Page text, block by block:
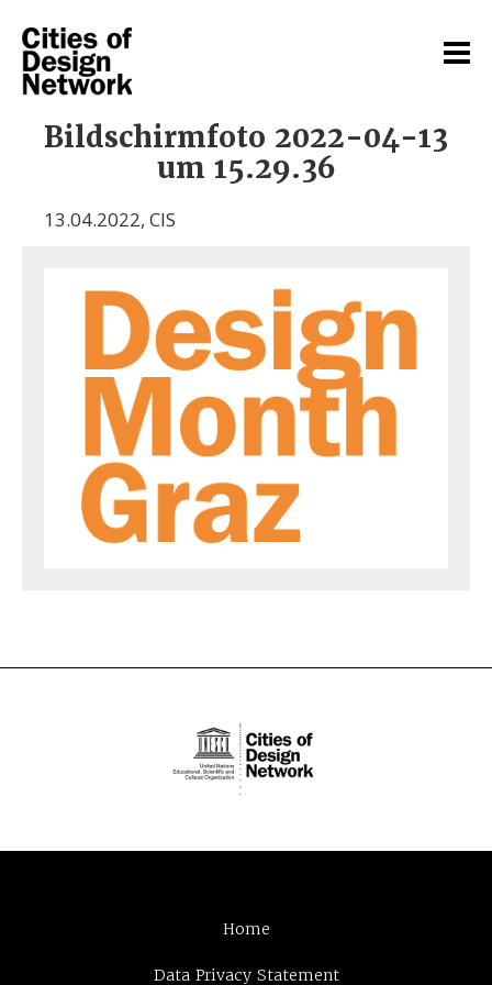
Bildschirmfoto 2022-04-13
um 15.29.36
13.04.2022, CIS
Home
Data Privacy Statement